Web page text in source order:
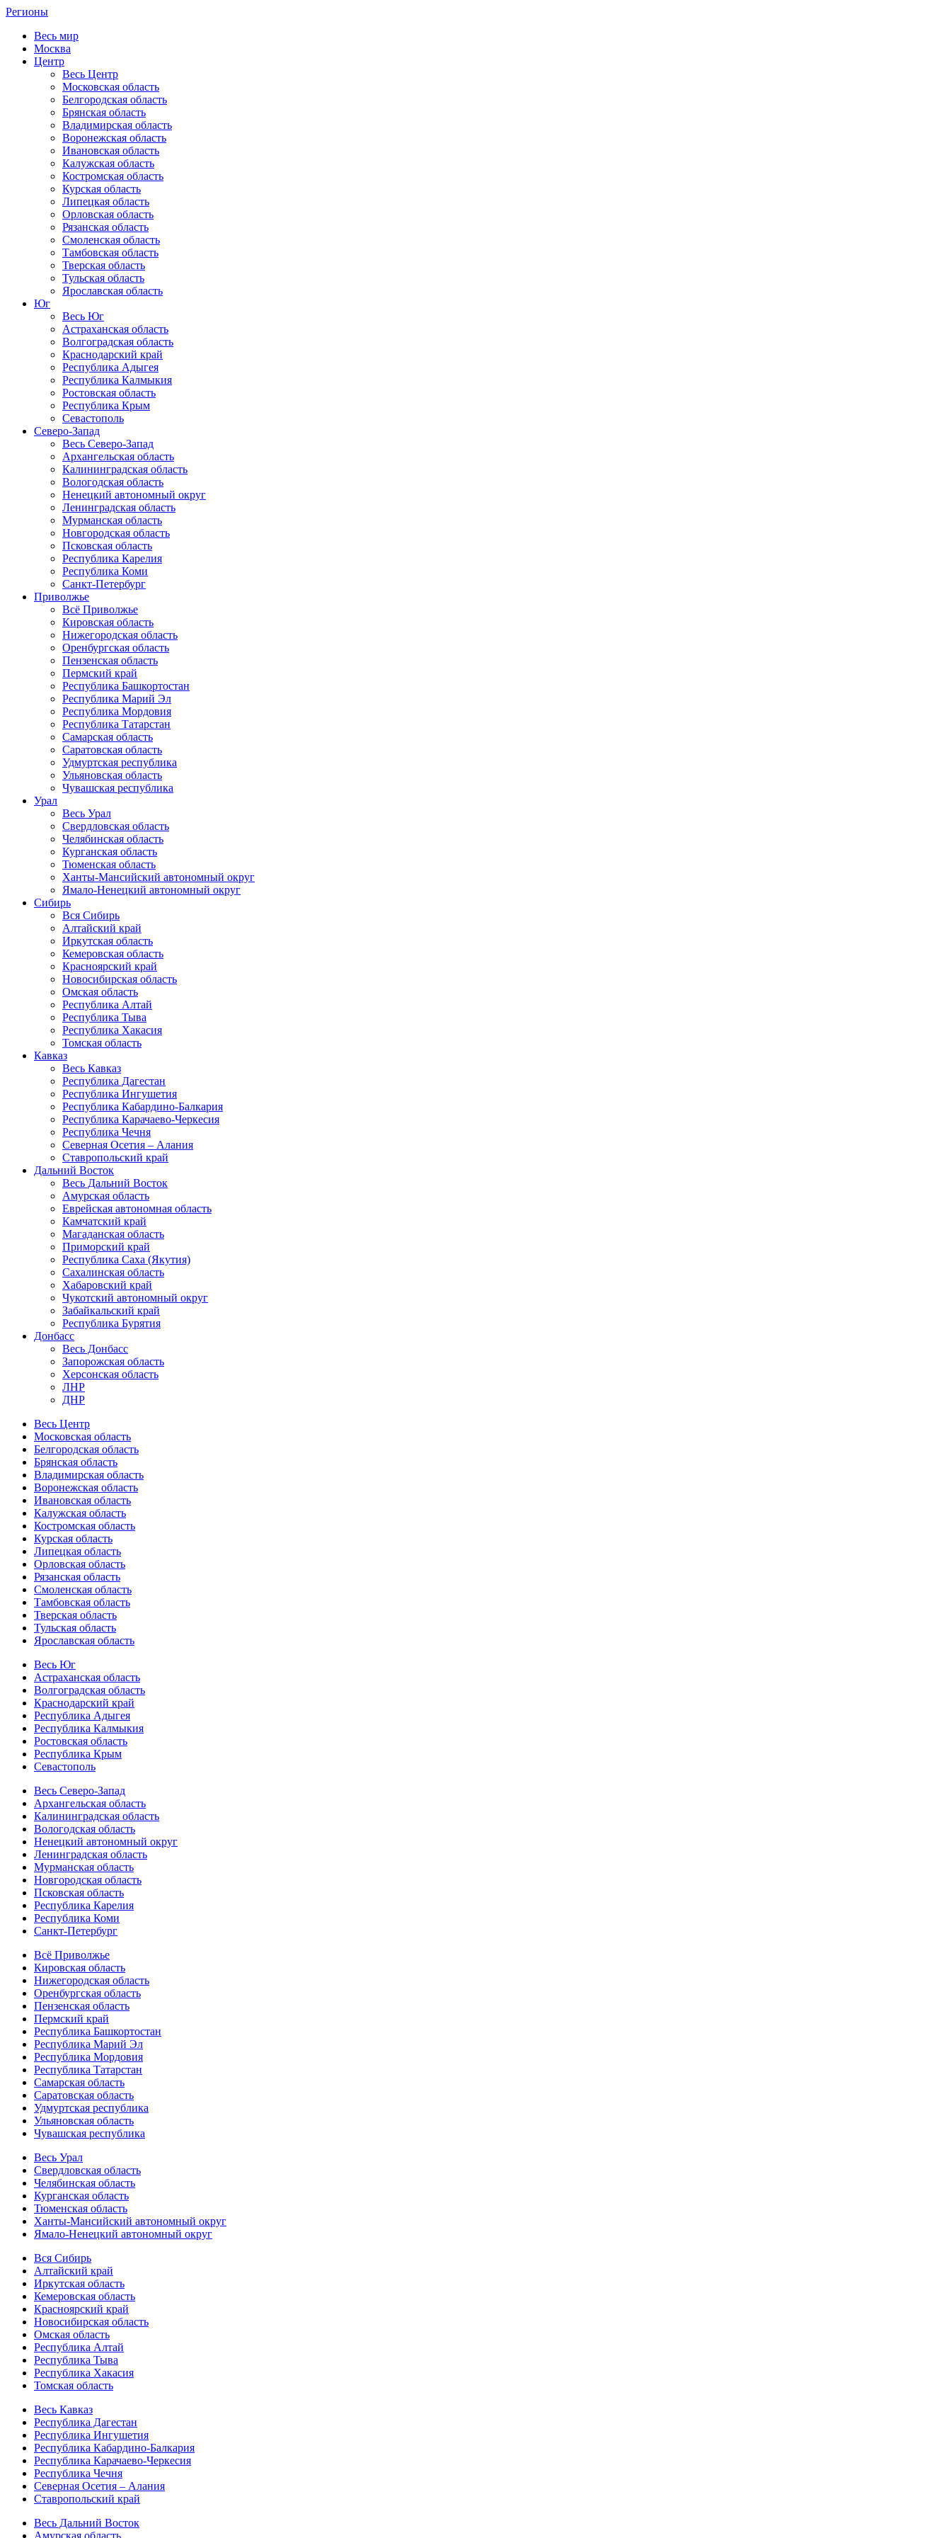
Регионы
Весь мир
Москва
Центр
Весь Центр
Московская область
Белгородская область
Брянская область
Владимирская область
Воронежская область
Ивановская область
Калужская область
Костромская область
Курская область
Липецкая область
Орловская область
Рязанская область
Смоленская область
Тамбовская область
Тверская область
Тульская область
Ярославская область
Юг
Весь Юг
Астраханская область
Волгоградская область
Краснодарский край
Республика Адыгея
Республика Калмыкия
Ростовская область
Республика Крым
Севастополь
Северо-Запад
Весь Северо-Запад
Архангельская область
Калининградская область
Вологодская область
Ненецкий автономный округ
Ленинградская область
Мурманская область
Новгородская область
Псковская область
Республика Карелия
Республика Коми
Санкт-Петербург
Приволжье
Всё Приволжье
Кировская область
Нижегородская область
Оренбургская область
Пензенская область
Пермский край
Республика Башкортостан
Республика Марий Эл
Республика Мордовия
Республика Татарстан
Самарская область
Саратовская область
Удмуртская республика
Ульяновская область
Чувашская республика
Урал
Весь Урал
Свердловская область
Челябинская область
Курганская область
Тюменская область
Ханты-Мансийский автономный округ
Ямало-Ненецкий автономный округ
Сибирь
Вся Сибирь
Алтайский край
Иркутская область
Кемеровская область
Красноярский край
Новосибирская область
Омская область
Республика Алтай
Республика Тыва
Республика Хакасия
Томская область
Кавказ
Весь Кавказ
Республика Дагестан
Республика Ингушетия
Республика Кабардино-Балкария
Республика Карачаево-Черкесия
Республика Чечня
Северная Осетия – Алания
Ставропольский край
Дальний Восток
Весь Дальний Восток
Амурская область
Еврейская автономная область
Камчатский край
Магаданская область
Приморский край
Республика Саха (Якутия)
Сахалинская область
Хабаровский край
Чукотский автономный округ
Забайкальский край
Республика Бурятия
Донбасс
Весь Донбасс
Запорожская область
Херсонская область
ЛНР
ДНР
Весь Центр
Московская область
Белгородская область
Брянская область
Владимирская область
Воронежская область
Ивановская область
Калужская область
Костромская область
Курская область
Липецкая область
Орловская область
Рязанская область
Смоленская область
Тамбовская область
Тверская область
Тульская область
Ярославская область
Весь Юг
Астраханская область
Волгоградская область
Краснодарский край
Республика Адыгея
Республика Калмыкия
Ростовская область
Республика Крым
Севастополь
Весь Северо-Запад
Архангельская область
Калининградская область
Вологодская область
Ненецкий автономный округ
Ленинградская область
Мурманская область
Новгородская область
Псковская область
Республика Карелия
Республика Коми
Санкт-Петербург
Всё Приволжье
Кировская область
Нижегородская область
Оренбургская область
Пензенская область
Пермский край
Республика Башкортостан
Республика Марий Эл
Республика Мордовия
Республика Татарстан
Самарская область
Саратовская область
Удмуртская республика
Ульяновская область
Чувашская республика
Весь Урал
Свердловская область
Челябинская область
Курганская область
Тюменская область
Ханты-Мансийский автономный округ
Ямало-Ненецкий автономный округ
Вся Сибирь
Алтайский край
Иркутская область
Кемеровская область
Красноярский край
Новосибирская область
Омская область
Республика Алтай
Республика Тыва
Республика Хакасия
Томская область
Весь Кавказ
Республика Дагестан
Республика Ингушетия
Республика Кабардино-Балкария
Республика Карачаево-Черкесия
Республика Чечня
Северная Осетия – Алания
Ставропольский край
Весь Дальний Восток
Амурская область